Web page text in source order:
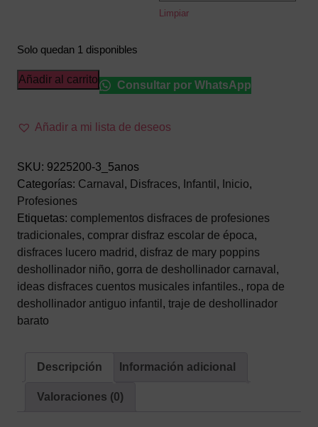
Limpiar
Solo quedan 1 disponibles
Disfraz
Infantil
Traje
de
Oficio
Tradicional
Época
(Casaca,
Pantalón
y
Gorra)
cantidad
Añadir al carrito Consultar por WhatsApp
Añadir a mi lista de deseos
SKU: 9225200-3_5anos
Categorías: Carnaval , Disfraces, Infantil , Inicio,
Profesiones
Etiquetas: complementos disfraces de profesiones
tradicionales, comprar disfraz escolar de época,
disfraces lucero madrid , disfraz de mary poppins
deshollinador niño, gorra de deshollinador carnaval ,
ideas disfraces cuentos musicales infantiles., ropa de
deshollinador antiguo infantil , traje de deshollinador
barato
Descripción Información adicional
Valoraciones (0)